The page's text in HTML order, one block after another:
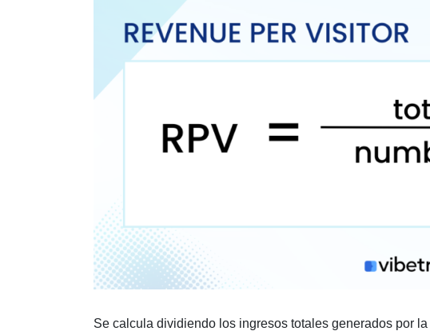
Se calcula dividiendo los ingresos totales generados por